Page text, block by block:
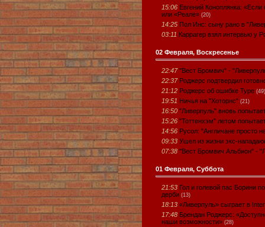
15:06 Евгений Коноплянка:
или «Реале» (20)
14:25 Пол Инс: сыну рано в
03:11 Каррагер взял интервью у
02 Февраля, Воскресенье
22:47 "Вест Бромвич" -
22:37 Роджерс подтвердил
21:12 Роджерс об ошибке Туре (49)
19:51 Ничья на "Хоторнс" (21)
16:50 "Ливерпуль" вновь
15:26 "Тоттенхэм" летом
14:56 Русол: "Англичане просто
09:33 Ушел из жизни экс-
07:38 "Вест Бромвич Альбион" -
01 Февраля, Суббота
21:53 Гол и голевой пас Борини
дерби (13)
18:13 «Ливерпуль» сыграет в
17:48 Брендан Роджерс:
наши возможности» (28)